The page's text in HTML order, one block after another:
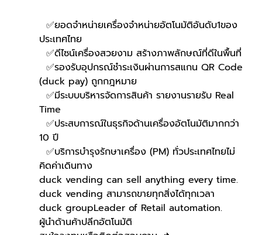
ประเทศไทย
  ✅ดีไซน์เครื่องสวยงาม สร้างภาพลักษณ์ที่ดีในพื้นที่
(duck pay) ถูกกฎหมาย
Time
10 ปี
คิดค่าเดินทาง
duck vending can sell anything every time.
duck vending สามารถขายทุกสิ่งได้ทุกเวลา
duck groupLeader of Retail automation.
ผู้นำด้านค้าปลีกอัตโนมัติ